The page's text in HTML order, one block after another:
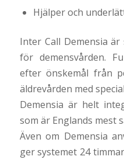
Hjälper och
Inter Call Demensia
för demensvården.
efter önskemål från
äldrevården med
Demensia är helt
som är Englands mest
Även om Demensia
ger systemet 24